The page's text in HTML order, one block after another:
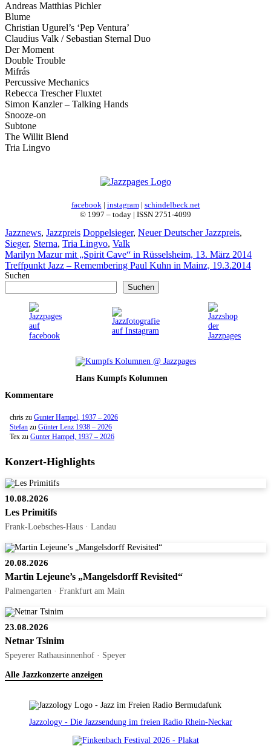
Andreas Matthias Pichler
Blume
Christian Ugurel’s ‘Pep Ventura’
Claudius Valk / Sebastian Sternal Duo
Der Moment
Double Trouble
Mifrás
Percussive Mechanics
Rebecca Trescher Fluxtet
Simon Kanzler – Talking Hands
Snooze-on
Subtone
The Willit Blend
Tria Lingvo
facebook| instagram| schindelbeck.net
© 1997 – today | ISSN 2751-4099
Kategorien
Jazznews, Jazzpreis Schlagwörter
Doppelsieger, Neuer Deutscher Jazzpreis,
Sieger, Sterna, Tria Lingvo, Valk
Marilyn Mazur mit „Spirit Cave“ in Rüsselsheim, 13. März 2014
Treffpunkt Jazz – Remembering Paul Kuhn in Mainz, 19.3.2014
Suchen
Suchen
Hans Kumpfs Kolumnen
Kommentare
chris zu Gunter Hampel, 1937 – 2026
Stefan zu Günter Lenz 1938 – 2026
Tex zu Gunter Hampel, 1937 – 2026
Konzert-Highlights
10.08.2026
Les Primitifs
Frank-Loebsches-Haus · Landau
20.08.2026
Martin Lejeune’s „Mangelsdorff Revisited“
Palmengarten · Frankfurt am Main
23.08.2026
Netnar Tsinim
Speyerer Rathausinnenhof · Speyer
Alle Jazzkonzerte anzeigen
Jazzology - Die Jazzsendung im freien Radio Rhein-Neckar